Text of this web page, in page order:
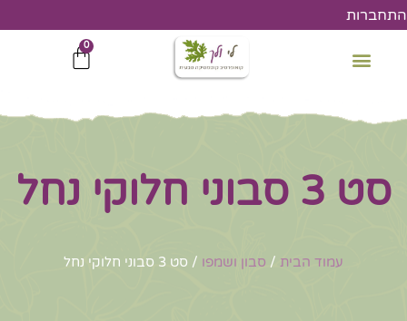
דילוג
לתוכן
התחברות
0
עגלת
סט 3 סבוני חלוקי נחל
עמוד הבית / סבון ושמפו / סט 3 סבוני חלוקי נחל